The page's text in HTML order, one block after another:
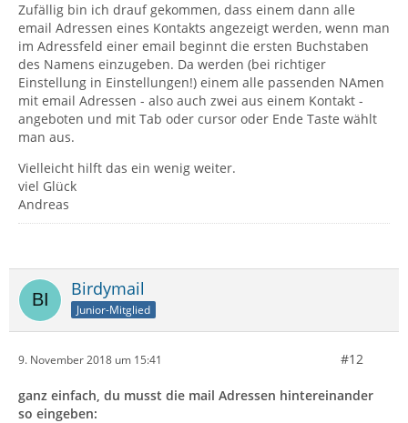
Zufällig bin ich drauf gekommen, dass einem dann alle
email Adressen eines Kontakts angezeigt werden, wenn man
im Adressfeld einer email beginnt die ersten Buchstaben
des Namens einzugeben. Da werden (bei richtiger
Einstellung in Einstellungen!) einem alle passenden NAmen
mit email Adressen - also auch zwei aus einem Kontakt -
angeboten und mit Tab oder cursor oder Ende Taste wählt
man aus.
Vielleicht hilft das ein wenig weiter.
viel Glück
Andreas
Birdymail
Junior-Mitglied
9. November 2018 um 15:41 #12
ganz einfach, du musst die mail Adressen hintereinander
so eingeben: